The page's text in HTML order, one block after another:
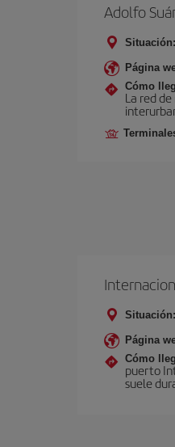
Adolfo
Situación:
Página
Cómo
La red
Situación:
Página
Cómo
puerto
suele